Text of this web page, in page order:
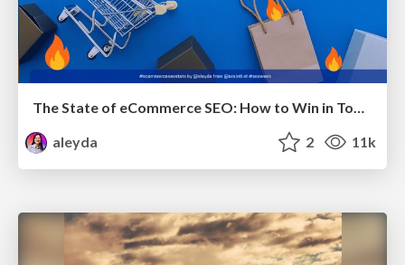
The State of eCommerce SEO: How to Win in Today's Products SERPs - #SEOweek
aleyda
2 11k